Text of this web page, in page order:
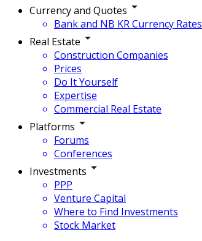
Currency and Quotes
Bank and NB KR Currency Rates
Real Estate
Construction Companies
Prices
Do It Yourself
Expertise
Commercial Real Estate
Platforms
Forums
Conferences
Investments
PPP
Venture Capital
Where to Find Investments
Stock Market